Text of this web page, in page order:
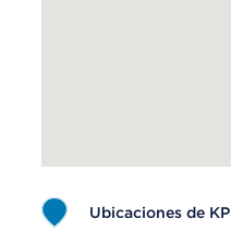
Ubicaciones de KP